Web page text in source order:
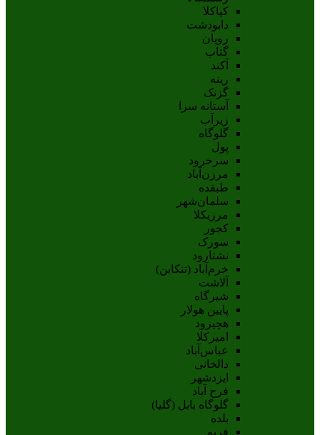
کیاکلا
دابودشت
رویان
گتاب
آکند
رینه
گزنک
آستانه سرا
زیرآب
گلوگاه
پول
سرخرود
مرزن‌آباد
طبقده
سلمان‌شهر
مرزیکلا
کجور
سورک
نشتارود
خرم‌آباد (تنکابن)
آلاشت
شیرگاه
پایین هولار
هچیرود
امیرکلا
عباس‌آباد
دالخانی
ایزدشهر
فرح آباد
گلوگاه بابل (گلیا)
بلده
فریم